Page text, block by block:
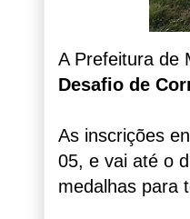
A Prefeitura de
Desafio de
As inscrições
05, e vai até o
medalhas para